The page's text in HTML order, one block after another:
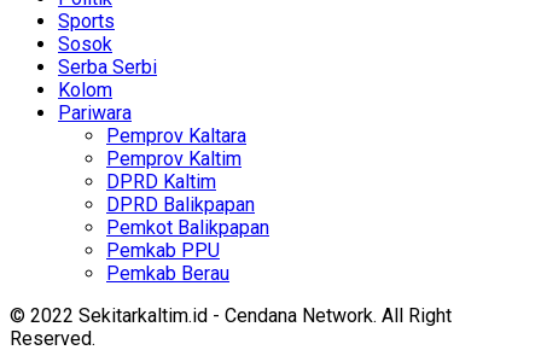
Sports
Sosok
Serba Serbi
Kolom
Pariwara
Pemprov Kaltara
Pemprov Kaltim
DPRD Kaltim
DPRD Balikpapan
Pemkot Balikpapan
Pemkab PPU
Pemkab Berau
© 2022 Sekitarkaltim.id - Cendana Network. All Right
Reserved.